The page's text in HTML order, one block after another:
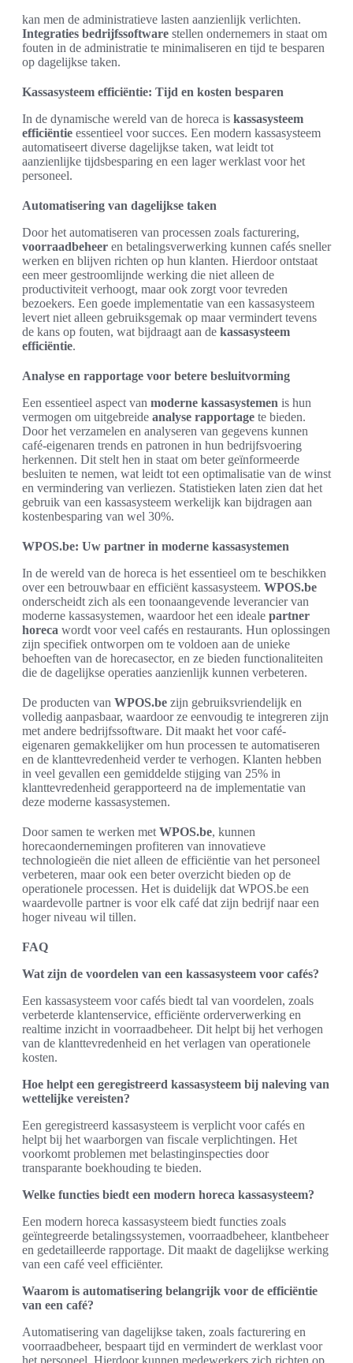
kan men de administratieve lasten aanzienlijk verlichten.
Integraties bedrijfssoftware stellen ondernemers in staat om
fouten in de administratie te minimaliseren en tijd te besparen
op dagelijkse taken.
Kassasysteem efficiëntie: Tijd en kosten besparen
In de dynamische wereld van de horeca is kassasysteem
efficiëntie essentieel voor succes. Een modern kassasysteem
automatiseert diverse dagelijkse taken, wat leidt tot
aanzienlijke tijdsbesparing en een lager werklast voor het
personeel.
Automatisering van dagelijkse taken
Door het automatiseren van processen zoals facturering,
voorraadbeheer en betalingsverwerking kunnen cafés sneller
werken en blijven richten op hun klanten. Hierdoor ontstaat
een meer gestroomlijnde werking die niet alleen de
productiviteit verhoogt, maar ook zorgt voor tevreden
bezoekers. Een goede implementatie van een kassasysteem
levert niet alleen gebruiksgemak op maar vermindert tevens
de kans op fouten, wat bijdraagt aan de kassasysteem
efficiëntie.
Analyse en rapportage voor betere besluitvorming
Een essentieel aspect van moderne kassasystemen is hun
vermogen om uitgebreide analyse rapportage te bieden.
Door het verzamelen en analyseren van gegevens kunnen
café-eigenaren trends en patronen in hun bedrijfsvoering
herkennen. Dit stelt hen in staat om beter geïnformeerde
besluiten te nemen, wat leidt tot een optimalisatie van de winst
en vermindering van verliezen. Statistieken laten zien dat het
gebruik van een kassasysteem werkelijk kan bijdragen aan
kostenbesparing van wel 30%.
WPOS.be: Uw partner in moderne kassasystemen
In de wereld van de horeca is het essentieel om te beschikken
over een betrouwbaar en efficiënt kassasysteem. WPOS.be
onderscheidt zich als een toonaangevende leverancier van
moderne kassasystemen, waardoor het een ideale partner
horeca wordt voor veel cafés en restaurants. Hun oplossingen
zijn specifiek ontworpen om te voldoen aan de unieke
behoeften van de horecasector, en ze bieden functionaliteiten
die de dagelijkse operaties aanzienlijk kunnen verbeteren.
De producten van WPOS.be zijn gebruiksvriendelijk en
volledig aanpasbaar, waardoor ze eenvoudig te integreren zijn
met andere bedrijfssoftware. Dit maakt het voor café-
eigenaren gemakkelijker om hun processen te automatiseren
en de klanttevredenheid verder te verhogen. Klanten hebben
in veel gevallen een gemiddelde stijging van 25% in
klanttevredenheid gerapporteerd na de implementatie van
deze moderne kassasystemen.
Door samen te werken met WPOS.be, kunnen
horecaondernemingen profiteren van innovatieve
technologieën die niet alleen de efficiëntie van het personeel
verbeteren, maar ook een beter overzicht bieden op de
operationele processen. Het is duidelijk dat WPOS.be een
waardevolle partner is voor elk café dat zijn bedrijf naar een
hoger niveau wil tillen.
FAQ
Wat zijn de voordelen van een kassasysteem voor cafés?
Een kassasysteem voor cafés biedt tal van voordelen, zoals
verbeterde klantenservice, efficiënte orderverwerking en
realtime inzicht in voorraadbeheer. Dit helpt bij het verhogen
van de klanttevredenheid en het verlagen van operationele
kosten.
Hoe helpt een geregistreerd kassasysteem bij naleving van
wettelijke vereisten?
Een geregistreerd kassasysteem is verplicht voor cafés en
helpt bij het waarborgen van fiscale verplichtingen. Het
voorkomt problemen met belastinginspecties door
transparante boekhouding te bieden.
Welke functies biedt een modern horeca kassasysteem?
Een modern horeca kassasysteem biedt functies zoals
geïntegreerde betalingssystemen, voorraadbeheer, klantbeheer
en gedetailleerde rapportage. Dit maakt de dagelijkse werking
van een café veel efficiënter.
Waarom is automatisering belangrijk voor de efficiëntie
van een café?
Automatisering van dagelijkse taken, zoals facturering en
voorraadbeheer, bespaart tijd en vermindert de werklast voor
het personeel. Hierdoor kunnen medewerkers zich richten op